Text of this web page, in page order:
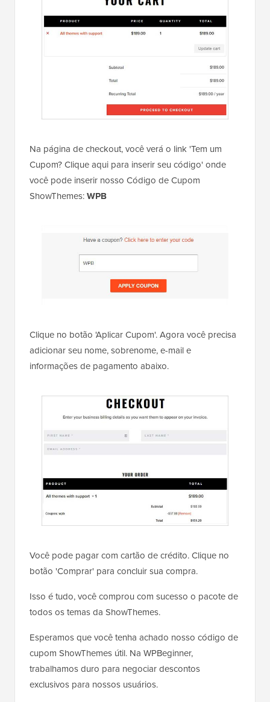
Na página de checkout, você verá o link 'Tem um
Cupom? Clique aqui para inserir seu código' onde
você pode inserir nosso Código de Cupom
ShowThemes:WPB
Clique no botão 'Aplicar Cupom'. Agora você precisa
adicionar seu nome, sobrenome, e-mail e
informações de pagamento abaixo.
Você pode pagar com cartão de crédito. Clique no
botão 'Comprar' para concluir sua compra.
Isso é tudo, você comprou com sucesso o pacote de
todos os temas da ShowThemes.
Esperamos que você tenha achado nosso código de
cupom ShowThemes útil. Na WPBeginner,
trabalhamos duro para negociar descontos
exclusivos para nossos usuários.